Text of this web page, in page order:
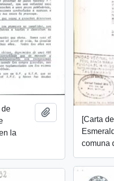
[Carta
comuna
de
la
Añadir al